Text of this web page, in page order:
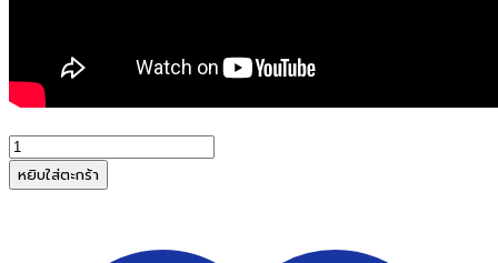
จำนวน
เครื่อง
ตัด
หยิบใส่ตะกร้า